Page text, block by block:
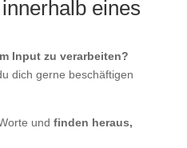
eines
Input zu verarbeiten?
dich gerne beschäftigen
und finden heraus,